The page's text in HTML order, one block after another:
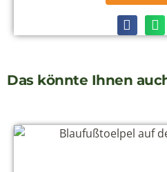
Das könnte Ihnen